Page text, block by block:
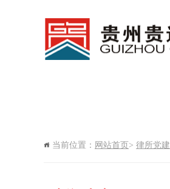
律所期刊
当前位置： 网站首页 > 律所党建